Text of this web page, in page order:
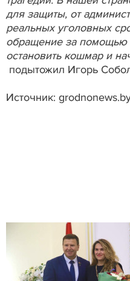
для защиты, от
реальных уголовных
обращение за помощью
остановить кошмар и
подытожил Игорь
Источник: